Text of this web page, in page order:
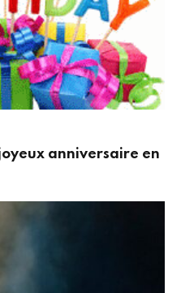
anniversaire en